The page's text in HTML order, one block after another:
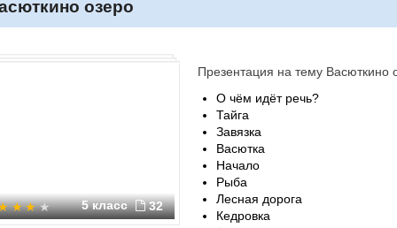
озеро
5 класс 32
Презентация на тему Васюткино
О чём идёт речь?
Тайга
Завязка
Васютка
Начало
Рыба
Лесная дорога
Кедровка